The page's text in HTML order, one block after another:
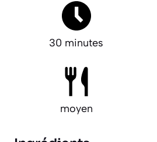
30 minutes
moyen